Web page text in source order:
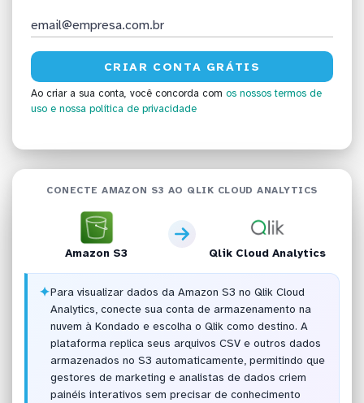
Ao criar a sua conta, você concorda com os nossos termos de
uso e nossa política de privacidade
CONECTE AMAZON S3 AO QLIK CLOUD ANALYTICS
Amazon S3 Qlik Cloud Analytics
✦Para visualizar dados da Amazon S3 no Qlik Cloud
Analytics, conecte sua conta de armazenamento na
nuvem à Kondado e escolha o Qlik como destino. A
plataforma replica seus arquivos CSV e outros dados
armazenados no S3 automaticamente, permitindo que
gestores de marketing e analistas de dados criem
painéis interativos sem precisar de conhecimento